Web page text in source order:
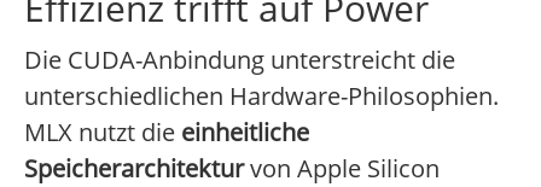
Die CUDA-Anbindung unterstreicht die
unterschiedlichen Hardware-Philosophien.
MLX nutzt die einheitliche
Speicherarchitekturvon Apple Silicon